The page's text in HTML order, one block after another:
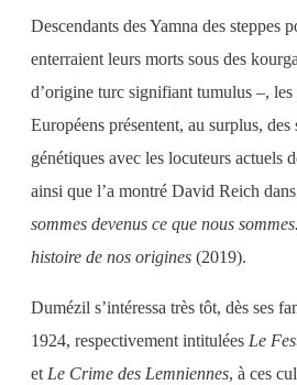
Descendants des Yamna des steppes
enterraient leurs morts sous des
d’origine turc signifiant tumulus –,
Européens présentent, au surplus,
génétiques avec les locuteurs actuels
ainsi que l’a montré David Reich dans
sommes devenus ce que nous
histoire de nos origines (2019).
Dumézil s’intéressa très tôt, dès ses
1924, respectivement intitulées Le
et Le Crime des Lemniennes, à ces